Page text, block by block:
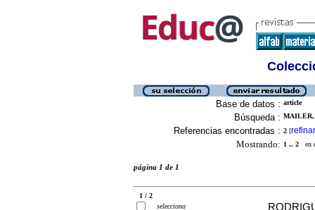
Base de datos : article
Búsqueda : MAILER,
Referencias encontradas : 2 [refinar
Mostrando: 1 .. 2 en
página 1 de 1
1 / 2
selecciona